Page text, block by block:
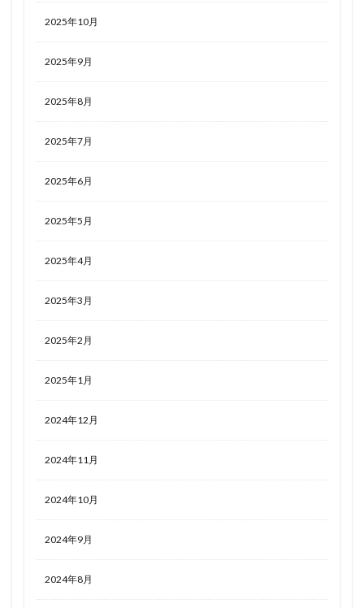
2025年10月
2025年9月
2025年8月
2025年7月
2025年6月
2025年5月
2025年4月
2025年3月
2025年2月
2025年1月
2024年12月
2024年11月
2024年10月
2024年9月
2024年8月